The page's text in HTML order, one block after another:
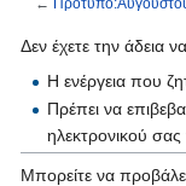
←
Δεν έχετε την άδεια
Η ενέργεια που
Πρέπει να
ηλεκτρονικού
Μπορείτε να